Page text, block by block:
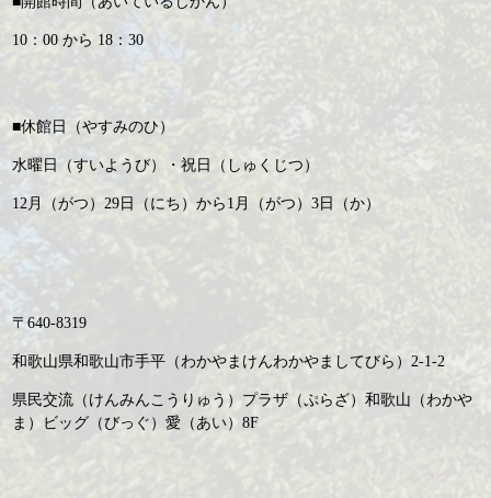
10：00 から 18：30
■休館日（やすみのひ）
水曜日（すいようび）・祝日（しゅくじつ）
12月（がつ）29日（にち）から1月（がつ）3日（か）
〒640-8319
和歌山県和歌山市手平（わかやまけんわかやましてびら）2-1-2
県民交流（けんみんこうりゅう）プラザ（ぷらざ）和歌山（わかや
ま）ビッグ（びっぐ）愛（あい）8F